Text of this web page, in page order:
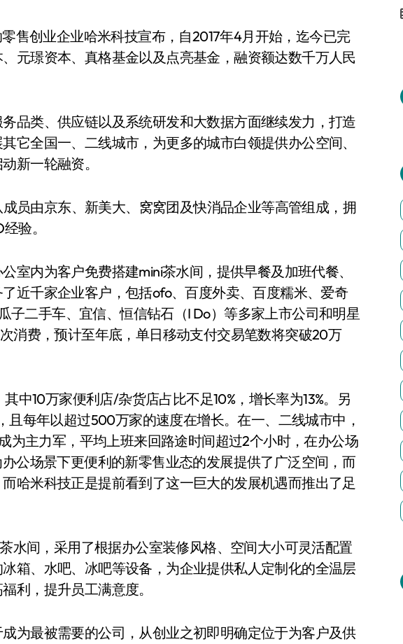
售创业企业哈米科技宣布，自2017年4月开始，迄今已完
元璟资本、真格基金以及点亮基金，融资额达数千万人民
品类、供应链以及系统研发和大数据方面继续发力，打造
它全国一、二线城市，为更多的城市白领提供办公空间、
新一轮融资。
员由京东、新美大、窝窝团及快消品企业等高管组成，拥
验。
室内为客户免费搭建mini茶水间，提供早餐及加班代餐、
近千家企业客户，包括ofo、百度外卖、百度糯米、爱奇
子二手车、宜信、恒信钻石（I Do）等多家上市公司和明星
消费，预计至年底，单日移动支付交易笔数将突破20万
中10万家便利店/杂货店占比不足10%，增长率为13%。另
每年以超过500万家的速度在增长。在一、二线城市中，
为主力军，平均上班来回路途时间超过2个小时，在办公场
公场景下更便利的新零售业态的发展提供了广泛空间，而
哈米科技正是提前看到了这一巨大的发展机遇而推出了足
水间，采用了根据办公室装修风格、空间大小可灵活配置
箱、水吧、冰吧等设备，为企业提供私人定制化的全温层
利，提升员工满意度。
为最被需要的公司，从创业之初即明确定位于为客户及供